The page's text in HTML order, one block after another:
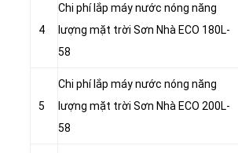
4
Chi phí lắp máy nước nóng năng
lượng mặt trời Sơn Nhà ECO 180L-
58
5
Chi phí lắp máy nước nóng năng
lượng mặt trời Sơn Nhà ECO 200L-
58